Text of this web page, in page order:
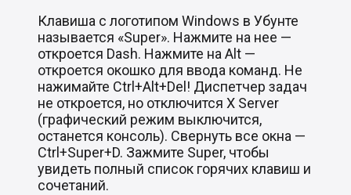
Клавиша с логотипом Windows в Убунте
называется «Super». Нажмите на нее —
откроется Dash. Нажмите на Alt —
откроется окошко для ввода команд. Не
нажимайте Ctrl+Alt+Del! Диспетчер задач
не откроется, но отключится X Server
(графический режим выключится,
останется консоль). Свернуть все окна —
Ctrl+Super+D. Зажмите Super, чтобы
увидеть полный список горячих клавиш и
сочетаний.